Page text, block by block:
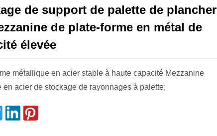
de support de palette de plancher
de plate-forme en métal de
élevée
métallique en acier stable à haute capacité Mezzanine
en acier de stockage de rayonnages à palette;